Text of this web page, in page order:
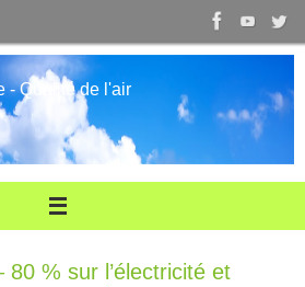
- Qualité de l'air
80 % sur l’électricité et